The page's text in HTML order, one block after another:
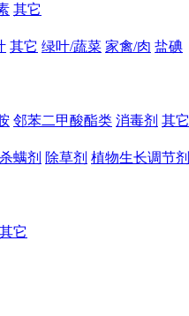
其它
其它 绿叶/蔬菜 家禽/肉 盐碘
邻苯二甲酸酯类 消毒剂 其它
杀螨剂 除草剂 植物生长调节剂
其它